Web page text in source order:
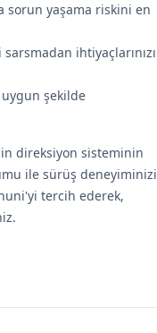
sorun yaşama riskini en
ihtiyaçlarınızı
uygun şekilde
direksiyon sisteminin
ile sürüş deneyiminizi
tercih ederek,